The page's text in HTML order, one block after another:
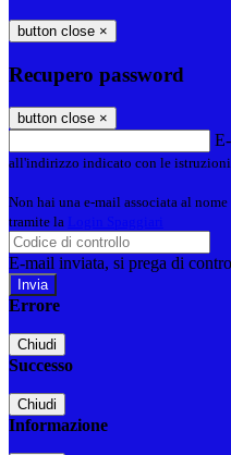
button close ×
Recupero password
button close ×
all'indirizzo indicato con le istruzioni
Non hai una e-mail associata al
tramite la
E-mail inviata, si prega di
Errore
Chiudi
Successo
Chiudi
Informazione